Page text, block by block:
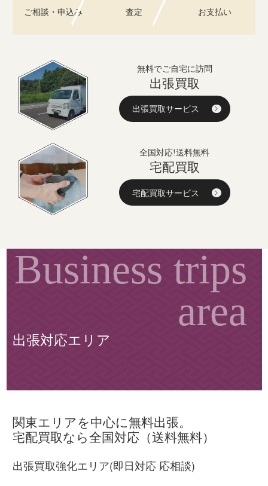
ご相談・申込み 査定 お支払い
無料でご自宅に訪問
出張買取
出張買取サービス
全国対応!送料無料
宅配買取
宅配買取サービス
出張対応エリア
関東エリアを中心に無料出張。
宅配買取なら全国対応（送料無料）
出張買取強化エリア(即日対応 応相談)